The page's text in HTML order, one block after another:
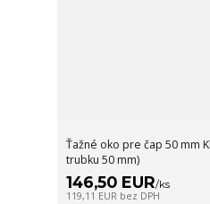
Ťažné oko pre čap 50 mm
trubku 50 mm)
146,50 EUR/ks
119,11 EUR bez DPH